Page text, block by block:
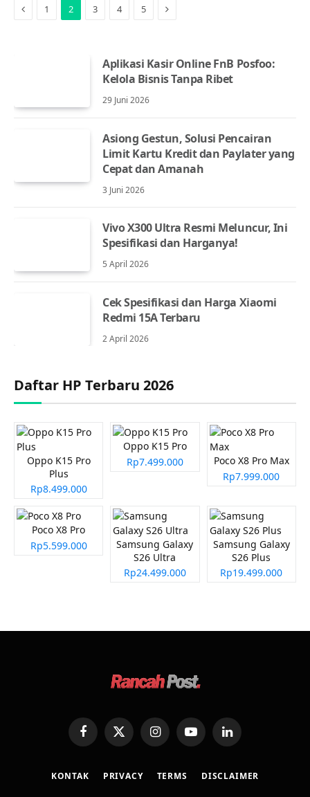
Previous
1 2 3 4 5 Next
Aplikasi Kasir Online FnB Posfoo:
Kelola Bisnis Tanpa Ribet
29 Juni 2026
Asiong Gestun, Solusi Pencairan
Limit Kartu Kredit dan Paylater yang
Cepat dan Amanah
3 Juni 2026
Vivo X300 Ultra Resmi Meluncur, Ini
Spesifikasi dan Harganya!
5 April 2026
Cek Spesifikasi dan Harga Xiaomi
Redmi 15A Terbaru
2 April 2026
Daftar HP Terbaru 2026
Oppo K15 Pro
Plus
Rp8.499.000
Oppo K15 Pro
Rp7.499.000
Poco X8 Pro Max
Rp7.999.000
Poco X8 Pro
Rp5.599.000
Samsung Galaxy
S26 Ultra
Rp24.499.000
Samsung Galaxy
S26 Plus
Rp19.499.000
FacebookX
(Twitter)
InstagramYouTubeLinkedIn
KONTAK PRIVACY TERMS DISCLAIMER